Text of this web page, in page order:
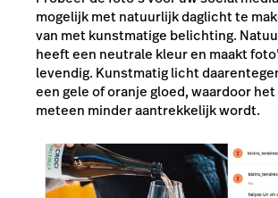
mogelijk met natuurlijk daglicht te
van met kunstmatige belichting.
heeft een neutrale kleur en maakt
levendig. Kunstmatig licht
een gele of oranje gloed, waardoor
meteen minder aantrekkelijk wordt.